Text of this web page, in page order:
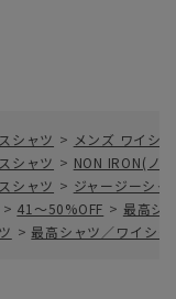
シャツ > メンズ ワイシ
シャツ > NON IRON(ノ
シャツ > ジャージーシャ
> 41～50%OFF > 最高シ
> 最高シャツ／ワイシ